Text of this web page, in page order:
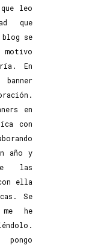
leo
que
se
En
en
con
año y
las
ella
Se
he